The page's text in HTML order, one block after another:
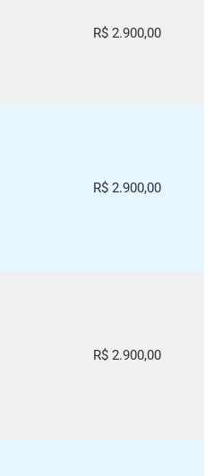
R$ 2.900,00
R$ 2.900,00
R$ 2.900,00